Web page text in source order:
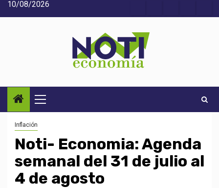
Saltar
al
10/08/2026
Noti-
economía
Menú
principal
Inflación
Noti- Economia: Agenda
semanal del 31 de julio al
4 de agosto